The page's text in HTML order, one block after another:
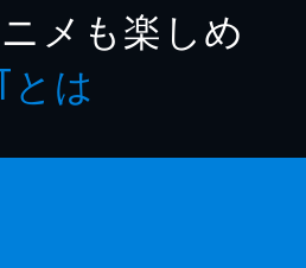
メも楽しめ
とは